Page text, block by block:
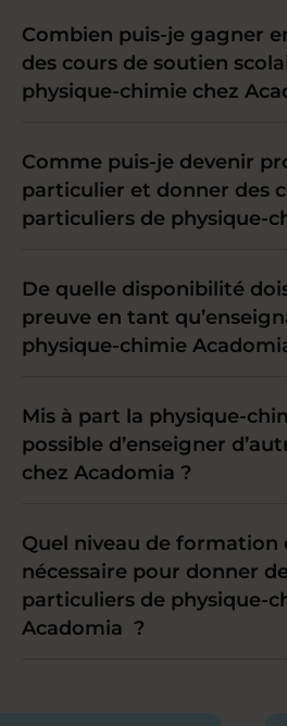
Combien puis-je gagner
des cours de soutien
physique-chimie chez
Comme puis-je devenir
particulier et donner des
particuliers de physique-
De quelle disponibilité
preuve en tant
physique-chimie
Mis à part la physique-
possible d’enseigner
chez Acadomia ?
Quel niveau de formation
nécessaire pour donner
particuliers de physique-
Acadomia ?